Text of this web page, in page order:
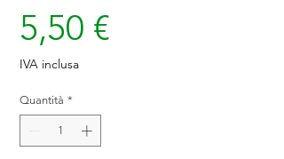
5,50 €
IVA inclusa
Quantità *